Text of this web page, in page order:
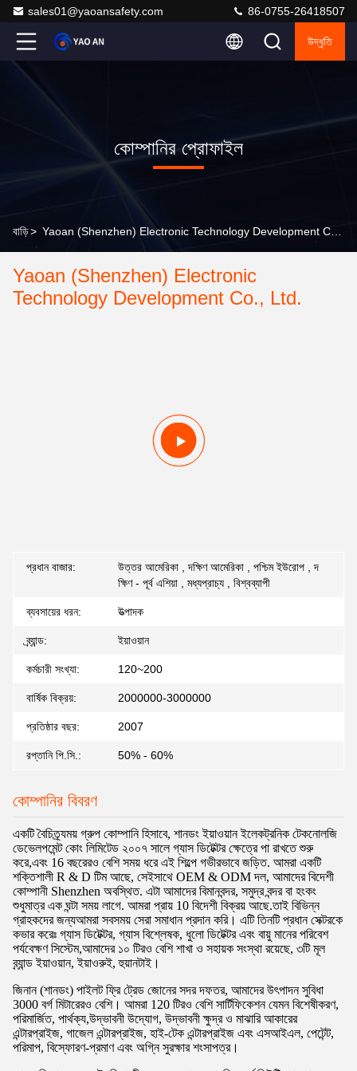
sales01@yaoansafety.com 86-0755-26418507
উদ্ধৃতি
কোম্পানির প্রোফাইল
বাড়ি>
Yaoan (Shenzhen) Electronic
Technology Development Co., Ltd.
প্রধান বাজার:
উত্তর আমেরিকা , দক্ষিণ আমেরিকা , পশ্চিম ইউরোপ , দ
ক্ষিণ - পূর্ব এশিয়া , মধ্যপ্রাচ্য , বিশ্বব্যাপী
ব্যবসায়ের ধরন: উত্পাদক
ব্র্যান্ড: ইয়াওয়ান
কর্মচারী সংখ্যা: 120~200
বার্ষিক বিক্রয়: 2000000-3000000
প্রতিষ্ঠার বছর: 2007
রপ্তানি পি.সি.: 50% - 60%
কোম্পানির বিবরণ
একটি বৈচিত্র্যময় গ্রুপ কোম্পানি হিসাবে, শানডং ইয়াওয়ান ইলেকট্রনিক টেকনোলজি
ডেভেলপমেন্ট কোং লিমিটেড ২০০৭ সালে গ্যাস ডিটেক্টর ক্ষেত্রে পা রাখতে শুরু
করে,এবং 16 বছরেরও বেশি সময় ধরে এই শিল্পে গভীরভাবে জড়িত. আমরা একটি
শক্তিশালী R & D টিম আছে, সেইসাথে OEM & ODM দল, আমাদের বিদেশী
কোম্পানী Shenzhen অবস্থিত. এটা আমাদের বিমানবন্দর, সমুদ্র বন্দর বা হংকং
শুধুমাত্র এক ঘন্টা সময় লাগে. আমরা প্রায় 10 বিদেশী বিক্রয় আছে.তাই বিভিন্ন
গ্রাহকদের জন্যআমরা সবসময় সেরা সমাধান প্রদান করি। এটি তিনটি প্রধান সেক্টরকে
কভার করেঃ গ্যাস ডিটেক্টর, গ্যাস বিশ্লেষক, ধুলো ডিটেক্টর এবং বায়ু মানের পরিবেশ
পর্যবেক্ষণ সিস্টেম,আমাদের ১০ টিরও বেশি শাখা ও সহায়ক সংস্থা রয়েছে, ৩টি মূল
ব্র্যান্ড ইয়াওয়ান, ইয়াওরুই, হুয়ানটাই।
জিনান (শানডং) পাইলট ফ্রি ট্রেড জোনের সদর দফতর, আমাদের উৎপাদন সুবিধা
3000 বর্গ মিটারেরও বেশি। আমরা 120 টিরও বেশি সার্টিফিকেশন যেমন বিশেষীকরণ,
পরিমার্জিত, পার্থক্য,উদ্ভাবনী উদ্যোগ, উদ্ভাবনী ক্ষুদ্র ও মাঝারি আকারের
এন্টারপ্রাইজ, গাজেল এন্টারপ্রাইজ, হাই-টেক এন্টারপ্রাইজ এবং এসআইএল, পেটেন্ট,
পরিমাপ, বিস্ফোরণ-প্রমাণ এবং অগ্নি সুরক্ষার শংসাপত্র।